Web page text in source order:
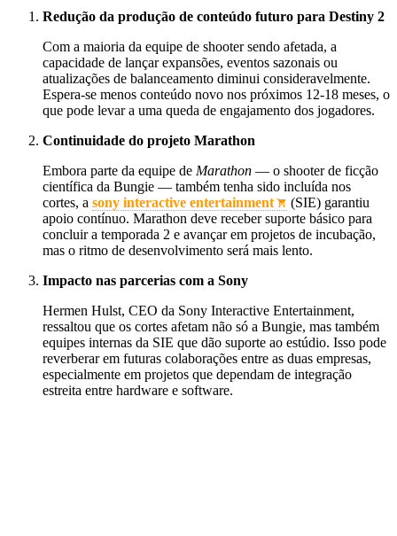
Redução da produção de conteúdo futuro para Destiny 2
Com a maioria da equipe de shooter sendo afetada, a
capacidade de lançar expansões, eventos sazonais ou
atualizações de balanceamento diminui consideravelmente.
Espera‑se menos conteúdo novo nos próximos 12‑18 meses, o
que pode levar a uma queda de engajamento dos jogadores.
Continuidade do projeto Marathon
Embora parte da equipe de Marathon — o shooter de ficção
científica da Bungie — também tenha sido incluída nos
cortes, a sony interactive entertainment
(SIE) garantiu
apoio contínuo. Marathon deve receber suporte básico para
concluir a temporada 2 e avançar em projetos de incubação,
mas o ritmo de desenvolvimento será mais lento.
Impacto nas parcerias com a Sony
Hermen Hulst, CEO da Sony Interactive Entertainment,
ressaltou que os cortes afetam não só a Bungie, mas também
equipes internas da SIE que dão suporte ao estúdio. Isso pode
reverberar em futuras colaborações entre as duas empresas,
especialmente em projetos que dependam de integração
estreita entre hardware e software.